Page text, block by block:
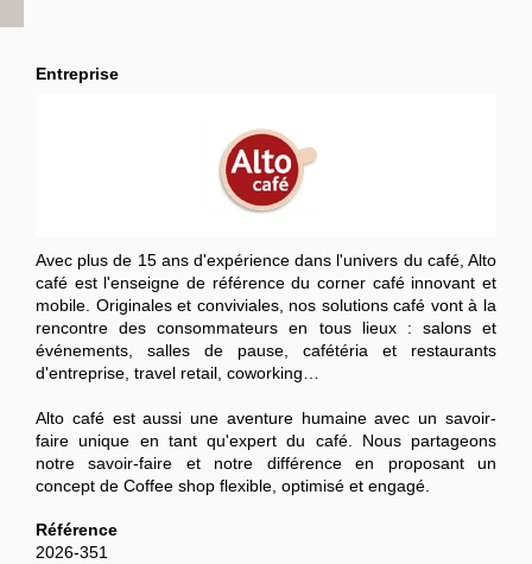
Entreprise
Avec plus de 15 ans d'expérience dans l'univers du café, Alto
café est l'enseigne de référence du corner café innovant et
mobile. Originales et conviviales, nos solutions café vont à la
rencontre des consommateurs en tous lieux : salons et
événements, salles de pause, cafétéria et restaurants
d'entreprise, travel retail, coworking…
Alto café est aussi une aventure humaine avec un savoir-
faire unique en tant qu'expert du café. Nous partageons
notre savoir-faire et notre différence en proposant un
concept de Coffee shop flexible, optimisé et engagé.
Référence
2026-351